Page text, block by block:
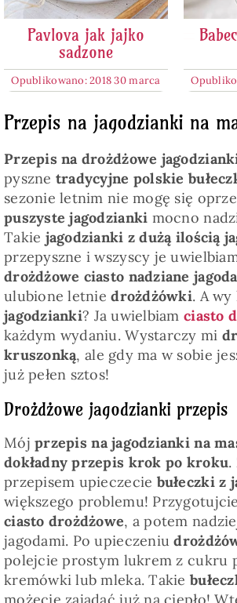
Pavlova jak jajko
sadzone
Opublikowano: 2018 30 marca
Przepis na jagodzianki na
Przepis na drożdżowe
pyszne tradycyjne polskie
sezonie letnim nie mogę się
puszyste jagodzianki mocno
Takie jagodzianki z dużą ilością
przepyszne i wszyscy je
drożdżowe ciasto nadziane
ulubione letnie drożdżówki. A
jagodzianki? Ja uwielbiamciasto
każdym wydaniu. Wystarczy mi
kruszonką, ale gdy ma w sobie
już pełen sztos!
Drożdżowe jagodzianki przepis
Mójprzepis na jagodzianki na
dokładny przepis krok po kroku.
przepisem upieczecie bułeczki z
większego problemu! Przygotujcie
ciasto drożdżowe, a potem
jagodami. Po upieczeniu
polejcie prostym lukrem z cukru
kremówki lub mleka. Takie